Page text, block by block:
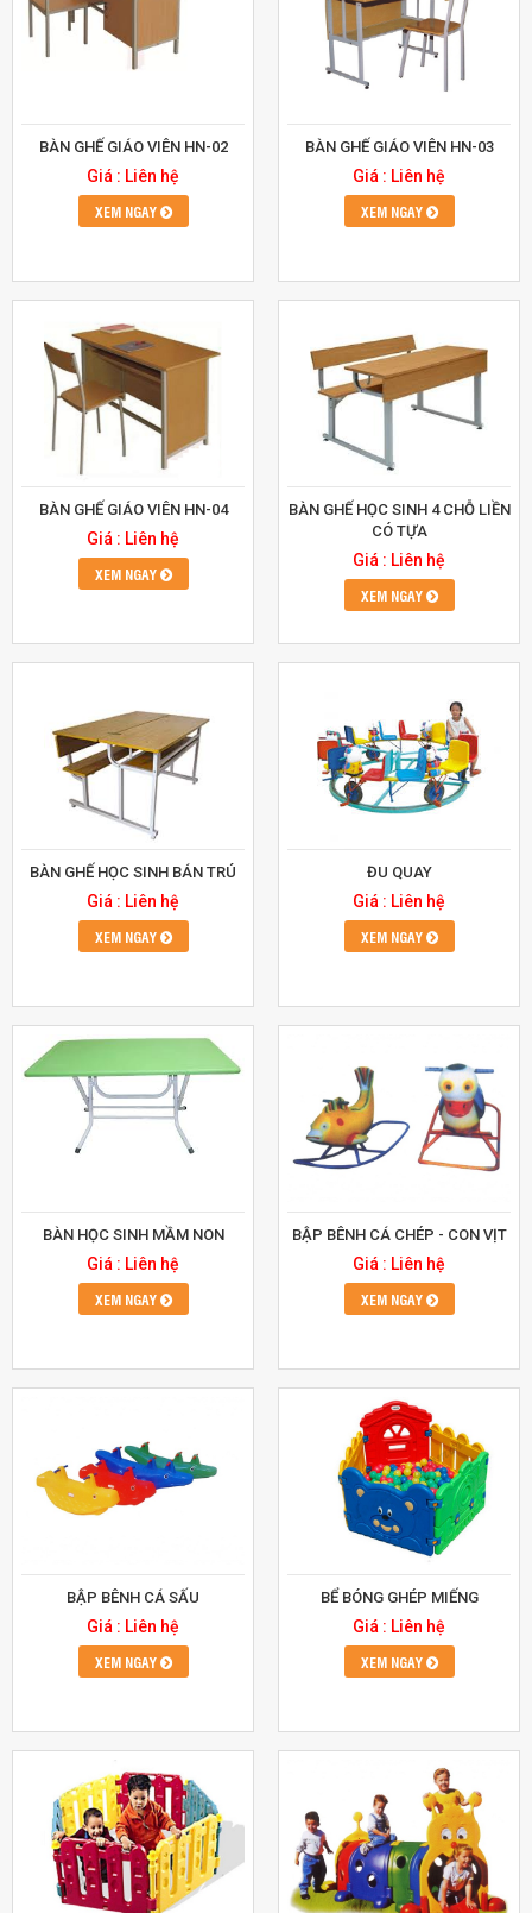
BÀN GHẾ GIÁO VIÊN HN-02
Giá : Liên hệ
XEM NGAY
BÀN GHẾ GIÁO VIÊN HN-03
Giá : Liên hệ
XEM NGAY
BÀN GHẾ GIÁO VIÊN HN-04
Giá : Liên hệ
XEM NGAY
BÀN GHẾ HỌC SINH 4 CHỖ LIỀN
CÓ TỰA
Giá : Liên hệ
XEM NGAY
BÀN GHẾ HỌC SINH BÁN TRÚ
Giá : Liên hệ
XEM NGAY
ĐU QUAY
Giá : Liên hệ
XEM NGAY
BÀN HỌC SINH MẦM NON
Giá : Liên hệ
XEM NGAY
BẬP BÊNH CÁ CHÉP - CON VỊT
Giá : Liên hệ
XEM NGAY
BẬP BÊNH CÁ SẤU
Giá : Liên hệ
XEM NGAY
BỂ BÓNG GHÉP MIẾNG
Giá : Liên hệ
XEM NGAY